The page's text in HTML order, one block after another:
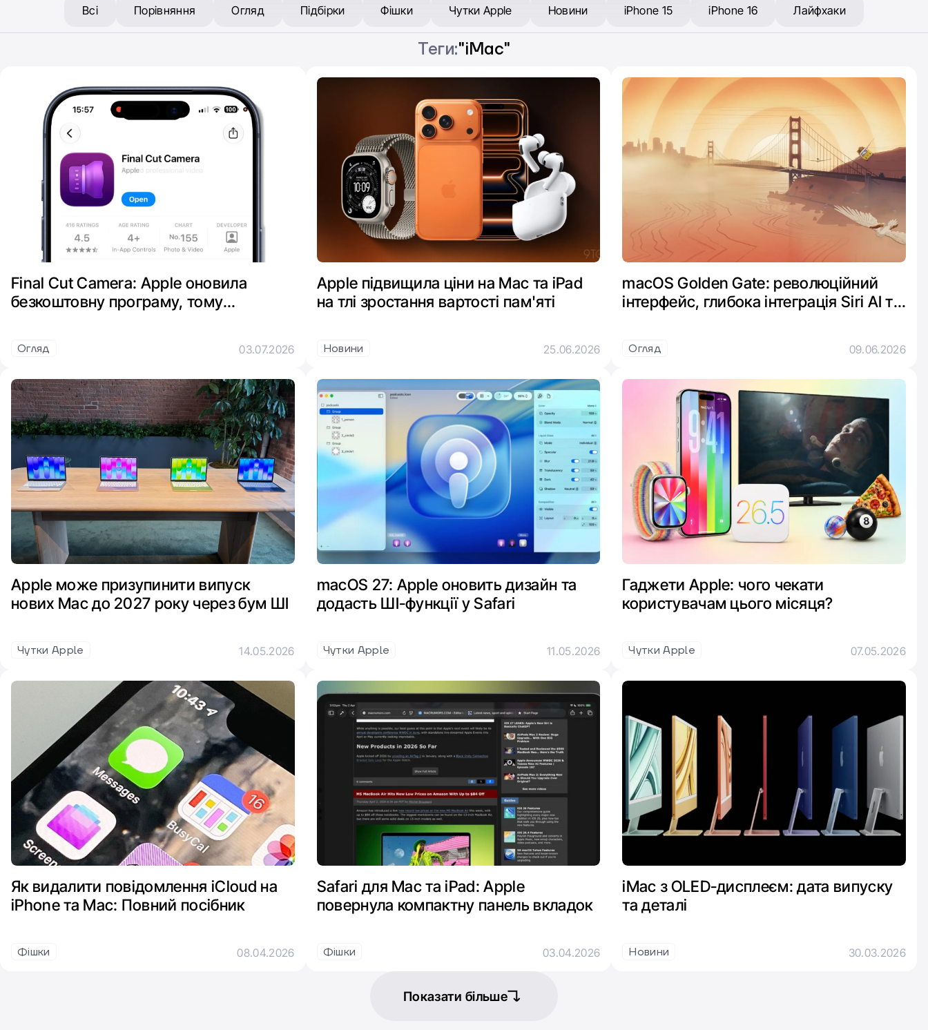
Всі Порівняння Огляд Підбірки Фішки Чутки Apple Новини iPhone 15 iPhone 16 Лайфхаки
Теги:"iMac"
Final Cut Camera: Apple оновила
безкоштовну програму, тому
Огляд 03.07.2026
Apple підвищила ціни на Mac та iPad
на тлі зростання вартості пам'яті
Новини 25.06.2026
macOS Golden Gate: революційний
інтерфейс, глибока інтеграція Siri AI та
Огляд 09.06.2026
Apple може призупинити випуск
нових Mac до 2027 року через бум ШІ
Чутки Apple 14.05.2026
macOS 27: Apple оновить дизайн та
додасть ШІ-функції у Safari
Чутки Apple 11.05.2026
Гаджети Apple: чого чекати
користувачам цього місяця?
Чутки Apple 07.05.2026
Як видалити повідомлення iCloud на
iPhone та Mac: Повний посібник
Фішки 08.04.2026
Safari для Mac та iPad: Apple
повернула компактну панель вкладок
Фішки 03.04.2026
iMac з OLED-дисплеєм: дата випуску
та деталі
Новини 30.03.2026
Показати більше